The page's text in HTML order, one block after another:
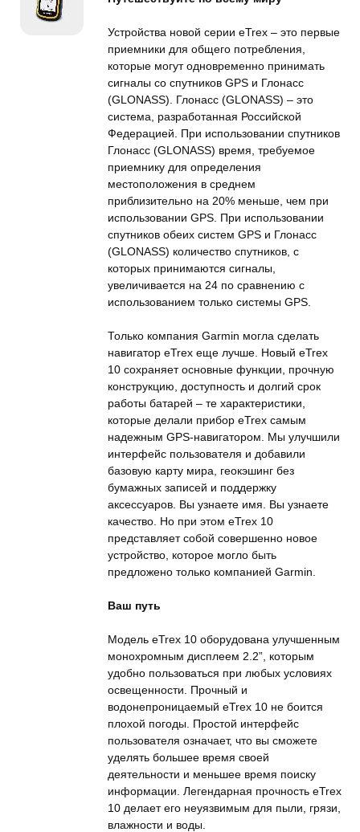
Устройства новой серии eTrex – это первые
приемники для общего потребления,
которые могут одновременно принимать
сигналы со спутников GPS и Глонасс
(GLONASS). Глонасс (GLONASS) – это
система, разработанная Российской
Федерацией. При использовании спутников
Глонасс (GLONASS) время, требуемое
приемнику для определения
местоположения в среднем
приблизительно на 20% меньше, чем при
использовании GPS. При использовании
спутников обеих систем GPS и Глонасс
(GLONASS) количество спутников, с
которых принимаются сигналы,
увеличивается на 24 по сравнению с
использованием только системы GPS.
Только компания Garmin могла сделать
навигатор eTrex еще лучше. Новый eTrex
10 сохраняет основные функции, прочную
конструкцию, доступность и долгий срок
работы батарей – те характеристики,
которые делали прибор eTrex самым
надежным GPS-навигатором. Мы улучшили
интерфейс пользователя и добавили
базовую карту мира, геокэшинг без
бумажных записей и поддержку
аксессуаров. Вы узнаете имя. Вы узнаете
качество. Но при этом eTrex 10
представляет собой совершенно новое
устройство, которое могло быть
предложено только компанией Garmin.
Ваш путь
Модель eTrex 10 оборудована улучшенным
монохромным дисплеем 2.2”, которым
удобно пользоваться при любых условиях
освещенности. Прочный и
водонепроницаемый eTrex 10 не боится
плохой погоды. Простой интерфейс
пользователя означает, что вы сможете
уделять большее время своей
деятельности и меньшее время поиску
информации. Легендарная прочность eTrex
10 делает его неуязвимым для пыли, грязи,
влажности и воды.